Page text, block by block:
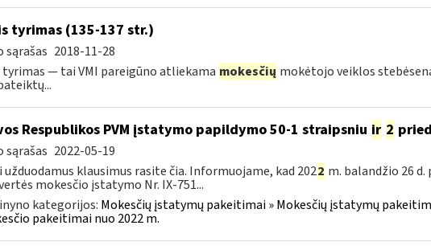
tyrimas (135-137 str.)
sąrašas 2018-11-28
— tai VMI pareigūno atliekama mokesčių mokėtojo veiklos
Respublikos PVM įstatymo papildymo 50-1 straipsniu ir 2
sąrašas 2022-05-19
užduodamus klausimus rasite čia. Informuojame, kad 2022 m. balandžio 26
mokesčio įstatymo Nr. IX-751...
kategorijos: Mokesčių įstatymų pakeitimai » Mokesčių įstatymų
pakeitimai nuo 2022 m.